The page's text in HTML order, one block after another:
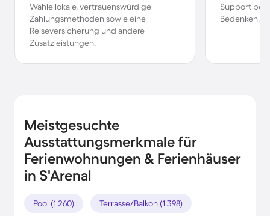
Wähle lokale, vertrauenswürdige
Zahlungsmethoden sowie eine
Reiseversicherung und andere
Zusatzleistungen.
Support bei
Bedenken.
Meistgesuchte
Ausstattungsmerkmale für
Ferienwohnungen & Ferienhäuser
in S'Arenal
Pool (1.260) Terrasse/Balkon (1.398)